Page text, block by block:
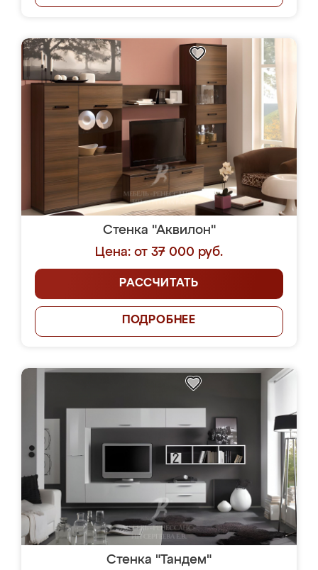
Стенка "Аквилон"
Цена: от 37 000 руб.
РАССЧИТАТЬ
ПОДРОБНЕЕ
Стенка "Тандем"